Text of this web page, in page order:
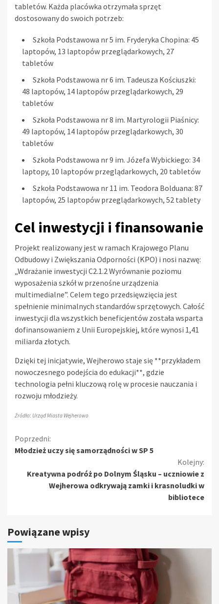
tabletów. Każda placówka otrzymała sprzęt
dostosowany do swoich potrzeb:
Szkoła Podstawowa nr 5 im. Fryderyka Chopina: 45
laptopów, 13 laptopów przeglądarkowych, 27
tabletów
Szkoła Podstawowa nr 6 im. Tadeusza Kościuszki:
48 laptopów, 14 laptopów przeglądarkowych, 29
tabletów
Szkoła Podstawowa nr 8 im. Martyrologii Piaśnicy:
49 laptopów, 14 laptopów przeglądarkowych, 30
tabletów
Szkoła Podstawowa nr 9 im. Józefa Wybickiego: 34
laptopy, 10 laptopów przeglądarkowych, 20 tabletów
Szkoła Podstawowa nr 11 im. Teodora Bolduana: 87
laptopów, 25 laptopów przeglądarkowych, 52 tablety
Cel inwestycji i finansowanie
Projekt realizowany jest w ramach Krajowego Planu
Odbudowy i Zwiększania Odporności (KPO) i nosi nazwę:
„Wdrażanie inwestycji C2.1.2 Wyrównanie poziomu
wyposażenia szkół w przenośne urządzenia
multimedialne”. Celem tego przedsięwzięcia jest
spełnienie minimalnych standardów sprzętowych. Całość
inwestycji dla wszystkich beneficjentów została wsparta
dofinansowaniem z Unii Europejskiej, które wynosi 1,41
miliarda złotych.
Dzięki tej inicjatywie, Wejherowo staje się **przykładem
nowoczesnego podejścia do edukacji**, gdzie
technologia pełni kluczową rolę w procesie nauczania i
rozwoju młodzieży.
Źródło: Urząd Miasta Wejherowo
Kontynuuj
czytanie
Poprzedni:
Młodzież uczy się samorządności w SP 5
Kolejny:
Kreatywna podróż po Dolnym Śląsku – uczniowie z
Wejherowa odkrywają zamki i krasnoludki w
bibliotece
Powiązane wpisy